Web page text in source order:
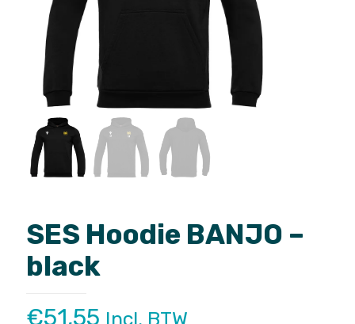
SES Hoodie BANJO –
black
€51,55 Incl. BTW